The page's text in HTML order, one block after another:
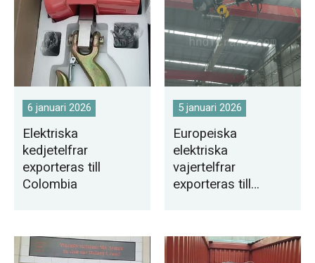
6 januari 2026
Elektriska
kedjetelfrar
exporteras till
Colombia
5 januari 2026
Europeiska
elektriska
vajertelfrar
exporteras till